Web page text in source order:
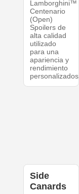
Lamborghini™
Centenario
(Open)
Spoilers de
alta calidad
utilizado
para una
apariencia y
rendimiento
personalizados.
Side
Canards